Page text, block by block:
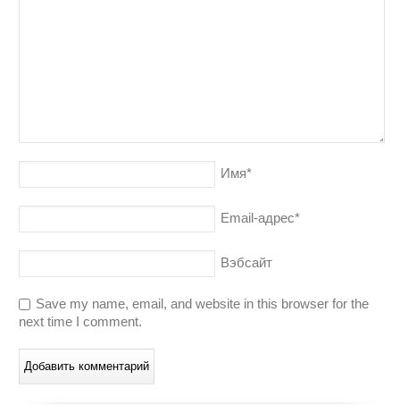
Имя*
Email-адрес*
Вэбсайт
Save my name, email, and website in this browser for the
next time I comment.